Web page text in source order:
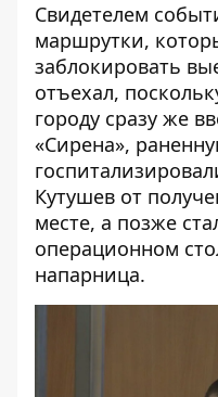
Свидетелем
маршрутки,
заблокировать
отъехал,
городу сразу же
«Сирена»,
Кутушев от
месте, а позже
операционном
напарница.